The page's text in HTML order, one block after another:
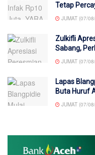
Tetap
JUMAT (07/
Zulkifli
Sabang,
JUMAT (07/
Lapas
Buta Huruf
JUMAT (07/